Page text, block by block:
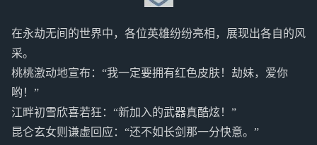
在永劫无间的世界中，各位英雄纷纷亮相，展现出各自的风
采。
桃桃激动地宣布：“我一定要拥有红色皮肤！劫妹，爱你
哟！”
江畔初雪欣喜若狂：“新加入的武器真酷炫！”
昆仑玄女则谦虚回应：“还不如长剑那一分快意。”